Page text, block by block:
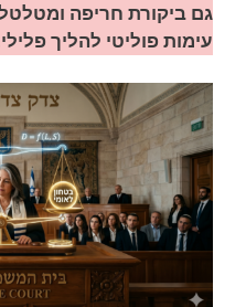
גם ביקורת חריפה
עימות פוליטי להליך